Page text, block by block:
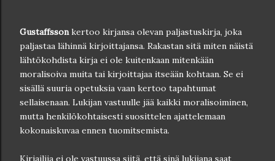
Gustaffssonkertoo kirjansa olevan paljastuskirja, joka
paljastaa lähinnä kirjoittajansa. Rakastan sitä miten näistä
lähtökohdista kirja ei ole kuitenkaan mitenkään
moralisoiva muita tai kirjoittajaa itseään kohtaan. Se ei
sisällä suuria opetuksia vaan kertoo tapahtumat
sellaisenaan. Lukijan vastuulle jää kaikki moralisoiminen,
mutta henkilökohtaisesti suosittelen ajattelemaan
kokonaiskuvaa ennen tuomitsemista.
Kirjailija ei ole vastuussa siitä, että sinä lukijana saat